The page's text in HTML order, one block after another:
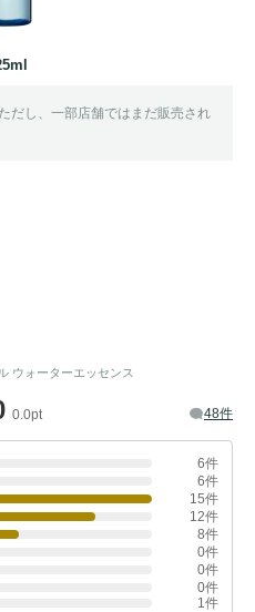
だし、一部店舗ではまだ販売され
ウォーターエッセンス
0.0pt 48件
6件
6件
15件
12件
8件
0件
0件
0件
1件